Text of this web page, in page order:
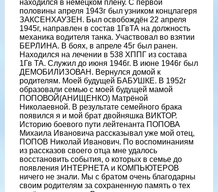
находился в немецком плену. С первой
половины апреля 1943г был узником концлагеря
ЗАКСЕНХАУЗЕН. Был освобождён 22 апреля
1945г, направлен в состав 1ГвТА на должность
механика водителя танка. Участвовал во взятии
БЕРЛИНА. В боях, в апреле 45г был ранен.
Находился на лечении в 538 ХППГ из состава
1Гв ТА. Служил до июня 1946г. В июне 1946г был
ДЕМОБИЛИЗОВАН. Вернулся домой к
родителям. Моей будущей БАБУШКЕ. В 1952г
образовали семью с моей будущей мамой
ПОПОВОЙ(АНИЩЕНКО) Матрёной
Николаевной. В результате семейного брака
появился я и мой брат двойняшка ВИКТОР.
Историю боевого пути лейтенанта ПОПОВА
Михаила Ивановича рассказывал уже мой отец,
ПОПОВ Николай Иванович. По воспоминаниям
из рассказов своего отца мне удалось
восстановить события, о которых в семье до
появления ИНТЕРНЕТА и КОМПЬЮТЕРОВ
ничего не знали. Мы с братом очень благодарны
своим родителям за сохраненную память о тех